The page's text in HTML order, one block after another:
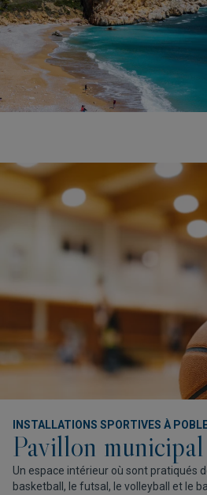
INSTALLATIONS SPORTIVES À
Pavillon
Un espace intérieur où sont pratiqués
basketball, le futsal, le volleyball et le